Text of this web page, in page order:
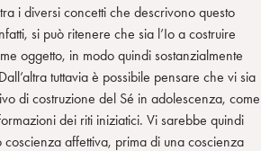
i diversi concetti che descrivono questo
si può ritenere che sia l’Io a costruire
oggetto, in modo quindi sostanzialmente
tuttavia è possibile pensare che vi sia
di costruzione del Sé in adolescenza, come
dei riti iniziatici. Vi sarebbe quindi
affettiva, prima di una coscienza